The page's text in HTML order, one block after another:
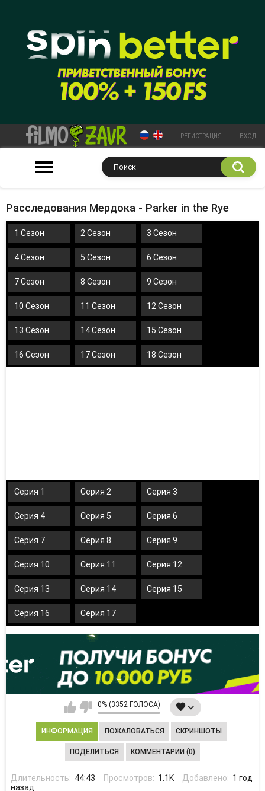
РЕГИСТРАЦИЯ ВХОД
Расследования Мердока - Parker in the Rye
1 Сезон 2 Сезон 3 Сезон
4 Сезон 5 Сезон 6 Сезон
7 Сезон 8 Сезон 9 Сезон
10 Сезон 11 Сезон 12 Сезон
13 Сезон 14 Сезон 15 Сезон
16 Сезон 17 Сезон 18 Сезон
Серия 1 Серия 2 Серия 3
Серия 4 Серия 5 Серия 6
Серия 7 Серия 8 Серия 9
Серия 10 Серия 11 Серия 12
Серия 13 Серия 14 Серия 15
Серия 16 Серия 17
0% (3352 ГОЛОСА)
ИНФОРМАЦИЯ ПОЖАЛОВАТЬСЯ СКРИНШОТЫ
ПОДЕЛИТЬСЯ КОММЕНТАРИИ (0)
Длительность: 44:43 Просмотров: 1.1K Добавлено: 1 год
назад